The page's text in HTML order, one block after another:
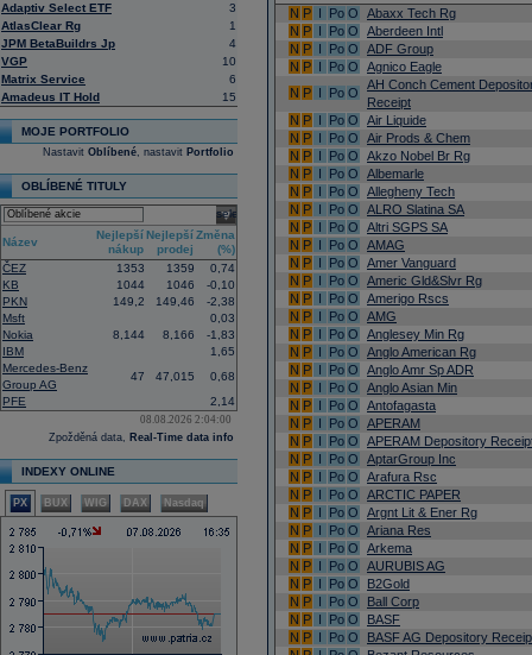
Adaptiv Select ETF
3
AtlasClear Rg
1
JPM BetaBuildrs Jp
4
VGP
10
Matrix Service
6
Amadeus IT Hold
15
MOJE PORTFOLIO
Nastavit Oblíbené, nastavit Portfolio
OBLÍBENÉ TITULY
select
Název
Nejlepší
nákup
Nejlepší
prodej
Změna
(%)
ČEZ
1353 1359
0,74
KB
1044 1046
-0,10
PKN
149,2 149,46
-2,38
Msft
0,03
Nokia
8,144 8,166
-1,83
IBM
1,65
Mercedes-Benz
Group AG
47 47,015
0,68
PFE
2,14
08.08.2026 2:04:00
Zpožděná data, Real-Time data info
INDEXY ONLINE
PX BUX WIG DAX Nasdaq
N P I Po O
Abaxx Tech Rg
N P I Po O
Aberdeen Intl
N P I Po O
ADF Group
N P I Po O
Agnico Eagle
N P I Po O
AH Conch Cement
Receipt
N P I Po O
Air Liquide
N P I Po O
Air Prods & Chem
N P I Po O
Akzo Nobel Br Rg
N P I Po O
Albemarle
N P I Po O
Allegheny Tech
N P I Po O
ALRO Slatina SA
N P I Po O
Altri SGPS SA
N P I Po O
AMAG
N P I Po O
Amer Vanguard
N P I Po O
Americ Gld&Slvr Rg
N P I Po O
Amerigo Rscs
N P I Po O
AMG
N P I Po O
Anglesey Min Rg
N P I Po O
Anglo American Rg
N P I Po O
Anglo Amr Sp ADR
N P I Po O
Anglo Asian Min
N P I Po O
Antofagasta
N P I Po O
APERAM
N P I Po O
APERAM Depository
N P I Po O
AptarGroup Inc
N P I Po O
Arafura Rsc
N P I Po O
ARCTIC PAPER
N P I Po O
Argnt Lit & Ener Rg
N P I Po O
Ariana Res
N P I Po O
Arkema
N P I Po O
AURUBIS AG
N P I Po O
B2Gold
N P I Po O
Ball Corp
N P I Po O
BASF
N P I Po O
BASF AG Depository